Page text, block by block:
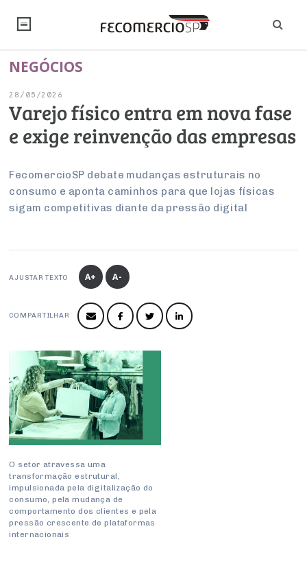
NOTÍCIAS
Artigos
PROJETOS ESPECIAIS:
Economia
Brasil
Economia Digital
Legislação
Trabalho
Arbitragem e Mediação
Reforma Tributária
Negócios
Turismo
Afixação de preços e fiscalização
ESG
PROJETOS ESPECIAIS:
Logística Reversa
COP30
Últimas Notícias
SINDICATOS
PESQUISAS
FALE CONOSCO
INSTITUCIONAL
Negociações Coletivas
Serviços
SENAC
Cecomercio
Licitações
Prêmio de Sustentabilidade
Conselho de Turismo
Conselho de Assuntos Tributários
Conselho Estadual de Defesa do Contribuinte
Conselho de Economia Empresarial e Política
Conselho Superior de Direito
Conselho do Comércio Atacadista
Conselho de Relações Internacionais
Conselho de Sustentabilidade
Conselho de Comércio Eletrônico
EMPRESAS
Produtos e Serviços
NEGÓCIOS
28/05/2026
Varejo físico entra em nova fase
e exige reinvenção das empresas
FecomercioSP debate mudanças estruturais no
consumo e aponta caminhos para que lojas físicas
sigam competitivas diante da pressão digital
AJUSTAR TEXTO A+ A-
COMPARTILHAR
O setor atravessa uma
transformação estrutural,
impulsionada pela digitalização do
consumo, pela mudança de
comportamento dos clientes e pela
pressão crescente de plataformas
internacionais